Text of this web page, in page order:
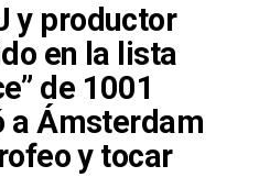
y productor
en la lista
de 1001
a Ámsterdam
y tocar